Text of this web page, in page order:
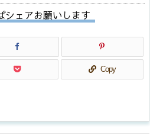
シェアお願いします
Copy